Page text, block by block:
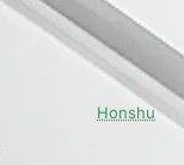
Honshu